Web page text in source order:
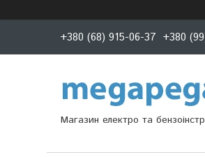
+380 (68) 915-06-37 +380
Магазин електро та